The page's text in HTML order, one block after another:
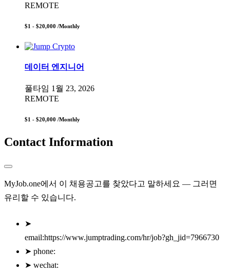
REMOTE
$1 - $20,000 /Monthly
데이터 엔지니어
풀타임 1월 23, 2026
REMOTE
$1 - $20,000 /Monthly
Contact Information
MyJob.one에서 이 채용공고를 찾았다고 말하세요 — 그러면
유리할 수 있습니다.
➤
email:https://www.jumptrading.com/hr/job?gh_jid=7966730
➤ phone:
➤ wechat: